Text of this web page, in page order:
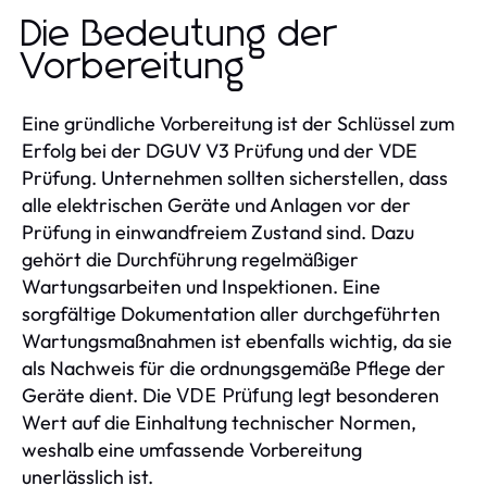
Die Bedeutung der
Vorbereitung
Eine gründliche Vorbereitung ist der Schlüssel zum
Erfolg bei der DGUV V3 Prüfung und der VDE
Prüfung. Unternehmen sollten sicherstellen, dass
alle elektrischen Geräte und Anlagen vor der
Prüfung in einwandfreiem Zustand sind. Dazu
gehört die Durchführung regelmäßiger
Wartungsarbeiten und Inspektionen. Eine
sorgfältige Dokumentation aller durchgeführten
Wartungsmaßnahmen ist ebenfalls wichtig, da sie
als Nachweis für die ordnungsgemäße Pflege der
Geräte dient. Die VDE Prüfung legt besonderen
Wert auf die Einhaltung technischer Normen,
weshalb eine umfassende Vorbereitung
unerlässlich ist.